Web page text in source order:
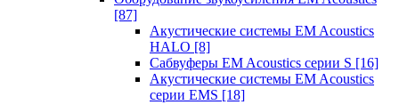
[87]
Акустические системы EM Acoustics
HALO [8]
Сабвуферы EM Acoustics серии S [16]
Акустические системы EM Acoustics
серии EMS [18]